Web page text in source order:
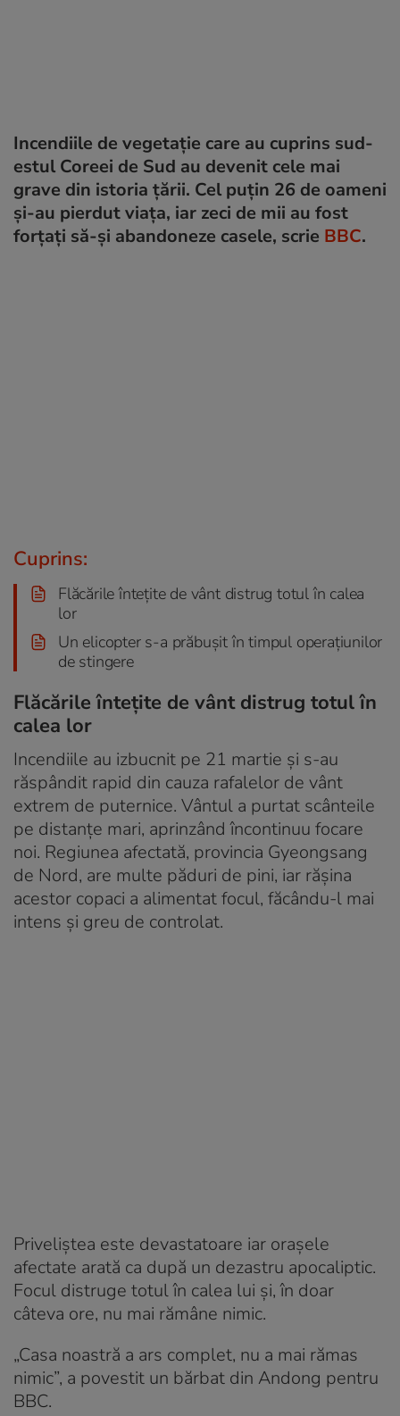
Incendiile de vegetație care au cuprins sud-
estul Coreei de Sud au devenit cele mai
grave din istoria țării. Cel puțin 26 de oameni
și-au pierdut viața, iar zeci de mii au fost
forțați să-și abandoneze casele, scrie BBC.
Cuprins:
Flăcările întețite de vânt distrug totul în calea
lor
Un elicopter s-a prăbușit în timpul operațiunilor
de stingere
Flăcările întețite de vânt distrug totul în
calea lor
Incendiile au izbucnit pe 21 martie și s-au
răspândit rapid din cauza rafalelor de vânt
extrem de puternice. Vântul a purtat scânteile
pe distanțe mari, aprinzând încontinuu focare
noi. Regiunea afectată, provincia Gyeongsang
de Nord, are multe păduri de pini, iar rășina
acestor copaci a alimentat focul, făcându-l mai
intens și greu de controlat.
Priveliștea este devastatoare iar orașele
afectate arată ca după un dezastru apocaliptic.
Focul distruge totul în calea lui și, în doar
câteva ore, nu mai rămâne nimic.
„Casa noastră a ars complet, nu a mai rămas
nimic”, a povestit un bărbat din Andong pentru
BBC.